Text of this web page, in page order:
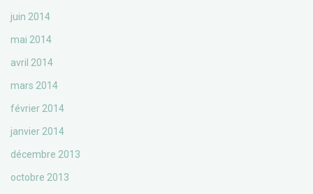
juin 2014
mai 2014
avril 2014
mars 2014
février 2014
janvier 2014
décembre 2013
octobre 2013